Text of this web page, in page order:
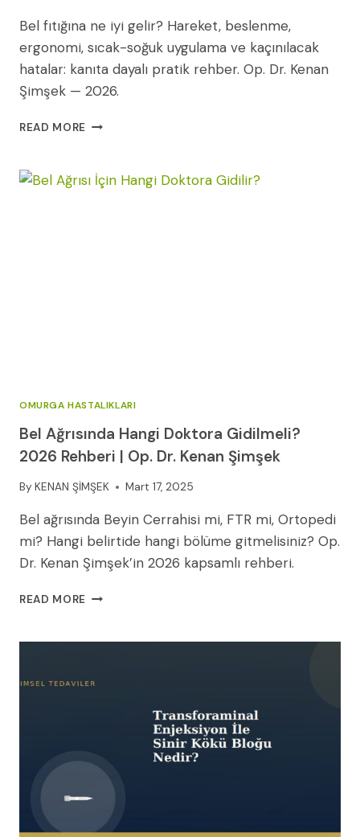
Bel fıtığına ne iyi gelir? Hareket, beslenme,
ergonomi, sıcak-soğuk uygulama ve kaçınılacak
hatalar: kanıta dayalı pratik rehber. Op. Dr. Kenan
Şimşek — 2026.
READ MORE BEL
İYI
GELIR?
OMURGA HASTALIKLARI
Bel Ağrısında Hangi Doktora Gidilmeli?
2026 Rehberi | Op. Dr. Kenan Şimşek
By KENAN ŞİMŞEK Mart 17, 2025
Bel ağrısında Beyin Cerrahisi mi, FTR mi, Ortopedi
mi? Hangi belirtide hangi bölüme gitmelisiniz? Op.
Dr. Kenan Şimşek’in 2026 kapsamlı rehberi.
READ MORE BEL
DOKTORA
2026
KENAN
ŞIMŞEK